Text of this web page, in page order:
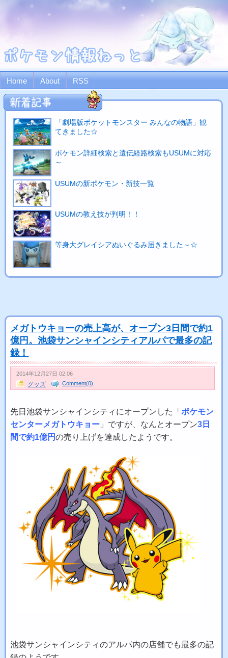
Home About RSS
「劇場版ポケットモンスター みんなの物語」観
てきました☆
ポケモン詳細検索と遺伝経路検索もUSUMに対応
～
USUMの新ポケモン・新技一覧
USUMの教え技が判明！！
等身大グレイシアぬいぐるみ届きました～☆
メガトウキョーの売上高が、オープン3日間で約1
億円。池袋サンシャインシティアルパで最多の記
録！
2014年12月27日 02:06
グッズ Comment(0)
先日池袋サンシャインシティにオープンした「ポケモン
センターメガトウキョー 」ですが、なんとオープン3日
間で約1億円の売り上げを達成したようです。
池袋サンシャインシティのアルパ内の店舗でも最多の記